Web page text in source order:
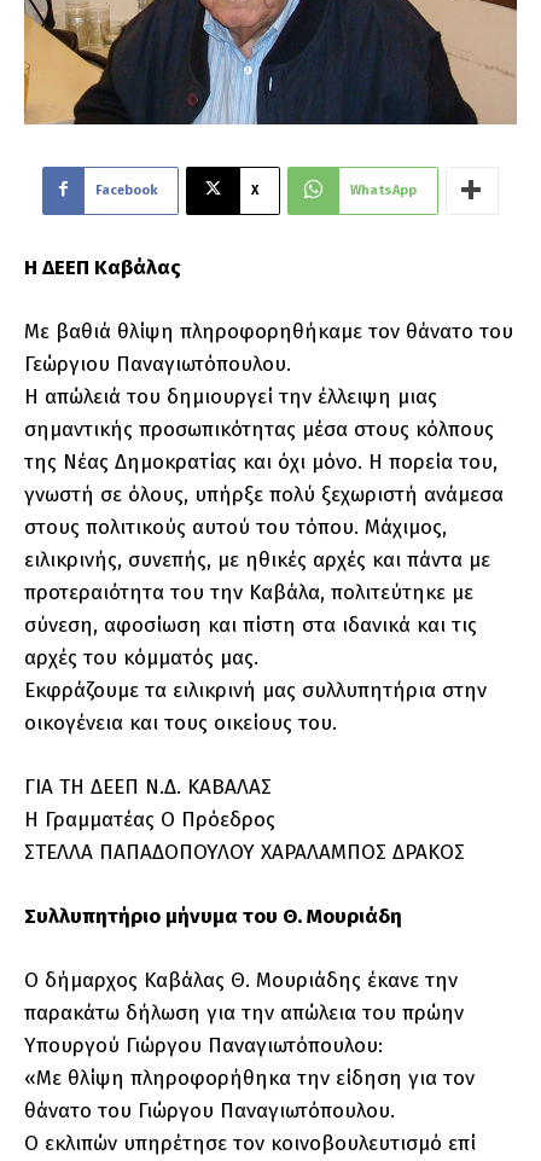
Facebook X WhatsApp
Η ΔΕΕΠ Καβάλας
Με βαθιά θλίψη πληροφορηθήκαμε τον θάνατο του
Γεώργιου Παναγιωτόπουλου.
Η απώλειά του δημιουργεί την έλλειψη μιας
σημαντικής προσωπικότητας μέσα στους κόλπους
της Νέας Δημοκρατίας και όχι μόνο. Η πορεία του,
γνωστή σε όλους, υπήρξε πολύ ξεχωριστή ανάμεσα
στους πολιτικούς αυτού του τόπου. Μάχιμος,
ειλικρινής, συνεπής, με ηθικές αρχές και πάντα με
προτεραιότητα του την Καβάλα, πολιτεύτηκε με
σύνεση, αφοσίωση και πίστη στα ιδανικά και τις
αρχές του κόμματός μας.
Εκφράζουμε τα ειλικρινή μας συλλυπητήρια στην
οικογένεια και τους οικείους του.
ΓΙΑ ΤΗ ΔΕΕΠ Ν.Δ. ΚΑΒΑΛΑΣ
Η Γραμματέας Ο Πρόεδρος
ΣΤΕΛΛΑ ΠΑΠΑΔΟΠΟΥΛΟΥ ΧΑΡΑΛΑΜΠΟΣ ΔΡΑΚΟΣ
Συλλυπητήριο μήνυμα του Θ. Μουριάδη
Ο δήμαρχος Καβάλας Θ. Μουριάδης έκανε την
παρακάτω δήλωση για την απώλεια του πρώην
Υπουργού Γιώργου Παναγιωτόπουλου:
«Με θλίψη πληροφορήθηκα την είδηση για τον
θάνατο του Γιώργου Παναγιωτόπουλου.
Ο εκλιπών υπηρέτησε τον κοινοβουλευτισμό επί